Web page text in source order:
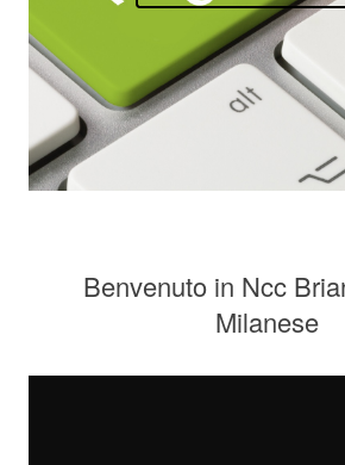
Benvenuto in Ncc
Milanese